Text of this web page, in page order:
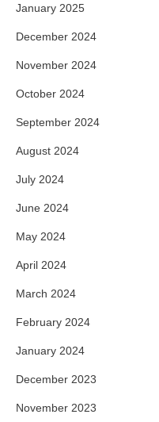
January 2025
December 2024
November 2024
October 2024
September 2024
August 2024
July 2024
June 2024
May 2024
April 2024
March 2024
February 2024
January 2024
December 2023
November 2023